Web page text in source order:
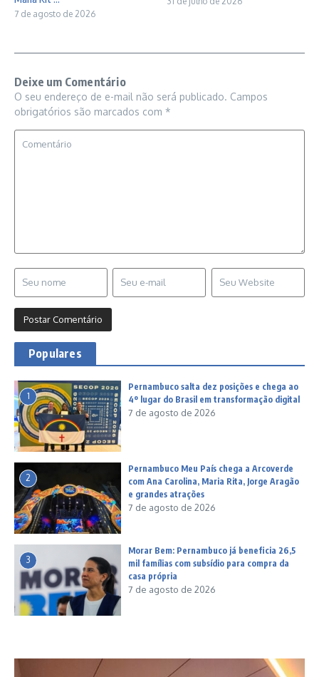
7 de agosto de 2026
Deixe um Comentário
O seu endereço de e-mail não será publicado. Campos
obrigatórios são marcados com *
Populares
1
Pernambuco salta dez posições e chega ao
4º lugar do Brasil em transformação digital
7 de agosto de 2026
2
Pernambuco Meu País chega a Arcoverde
com Ana Carolina, Maria Rita, Jorge Aragão
e grandes atrações
7 de agosto de 2026
3
Morar Bem: Pernambuco já beneficia 26,5
mil famílias com subsídio para compra da
casa própria
7 de agosto de 2026